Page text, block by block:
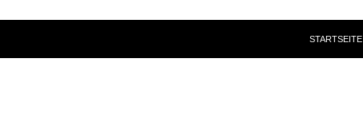
STARTSEITE